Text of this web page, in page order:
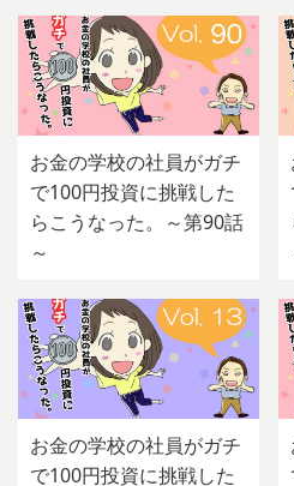
お金の学校の社員がガチ
で100円投資に挑戦した
らこうなった。～第90話
～
お金の学校の社員がガチ
で100円投資に挑戦した